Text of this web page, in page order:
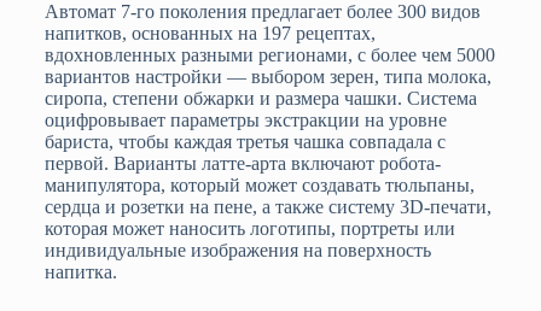
Автомат 7-го поколения предлагает более 300 видов
напитков, основанных на 197 рецептах,
вдохновленных разными регионами, с более чем 5000
вариантов настройки — выбором зерен, типа молока,
сиропа, степени обжарки и размера чашки. Система
оцифровывает параметры экстракции на уровне
бариста, чтобы каждая третья чашка совпадала с
первой. Варианты латте-арта включают робота-
манипулятора, который может создавать тюльпаны,
сердца и розетки на пене, а также систему 3D-печати,
которая может наносить логотипы, портреты или
индивидуальные изображения на поверхность
напитка.